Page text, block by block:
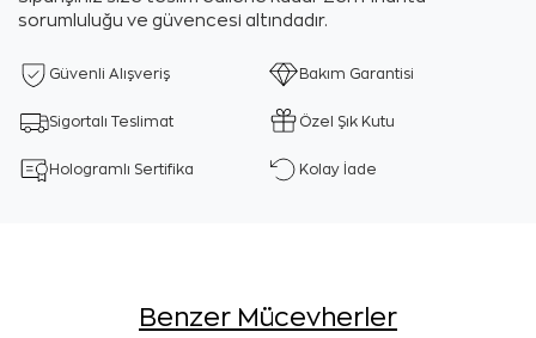
sorumluluğu ve güvencesi altındadır.
Güvenli Alışveriş Bakım Garantisi
Sigortalı Teslimat Özel Şık Kutu
Hologramlı Sertifika Kolay İade
Benzer Mücevherler